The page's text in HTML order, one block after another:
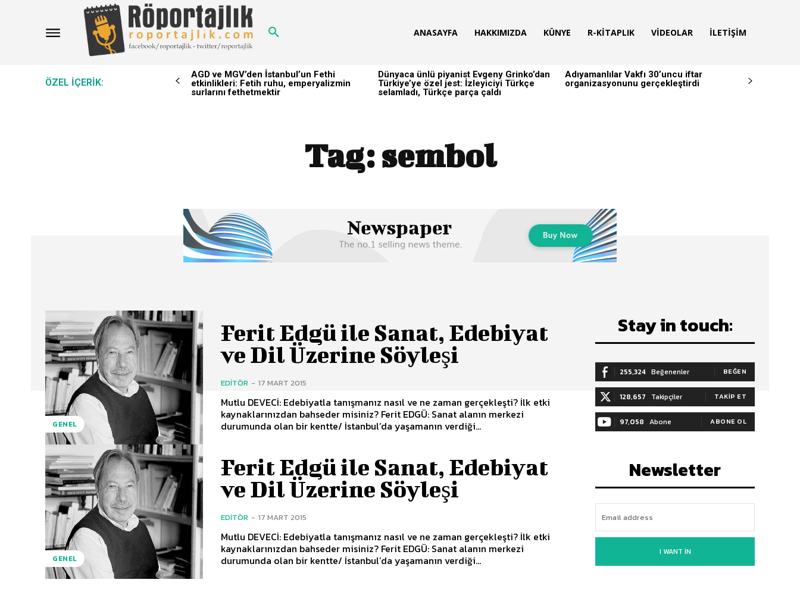
ANASAYFA HAKKIMIZDA KÜNYE R-KITAPLIK VIDEOLAR İLETIŞIM
ÖZEL IÇERIK:
AGD ve MGV’den İstanbul’un Fethi
etkinlikleri: Fetih ruhu, emperyalizmin
surlarını fethetmektir
Dünyaca ünlü piyanist Evgeny Grinko’dan
Türkiye’ye özel jest: İzleyiciyi Türkçe
selamladı, Türkçe parça çaldı
Adıyamanlılar Vakfı 30’uncu iftar
organizasyonunu gerçekleştirdi
Tag:sembol
GENEL
Ferit Edgü ile Sanat, Edebiyat
ve Dil Üzerine Söyleşi
EDITÖR - 17 MART 2015
Mutlu DEVECİ: Edebiyatla tanışmanız nasıl ve ne zaman gerçekleşti? İlk etki
kaynaklarınızdan bahseder misiniz? Ferit EDGÜ: Sanat alanın merkezi
durumunda olan bir kentte/ İstanbul’da yaşamanın verdiği...
GENEL
Ferit Edgü ile Sanat, Edebiyat
ve Dil Üzerine Söyleşi
EDITÖR - 17 MART 2015
Mutlu DEVECİ: Edebiyatla tanışmanız nasıl ve ne zaman gerçekleşti? İlk etki
kaynaklarınızdan bahseder misiniz? Ferit EDGÜ: Sanat alanın merkezi
durumunda olan bir kentte/ İstanbul’da yaşamanın verdiği...
Stay in touch:
255,324 Beğenenler BEĞEN
128,657 Takipçiler TAKIP ET
97,058 Abone ABONE OL
Newsletter
I WANT IN